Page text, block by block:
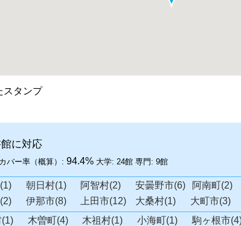
スタンプ
に対応
バー率（概算）: 94.4% 大学: 24館 専門: 9館
朝日村(1) 阿智村(2) 安曇野市(6) 阿南町(2)
伊那市(8) 上田市(12) 大桑村(1) 大町市(3)
(1) 木曽町(4) 木祖村(1) 小海町(1) 駒ヶ根市